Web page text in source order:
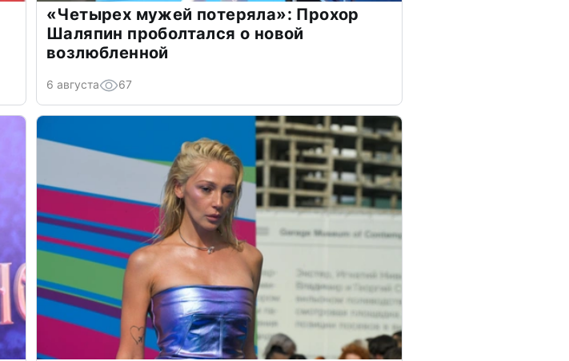
«Четырех мужей потеряла»: Прохор
Шаляпин проболтался о новой
возлюбленной
6 августа 67